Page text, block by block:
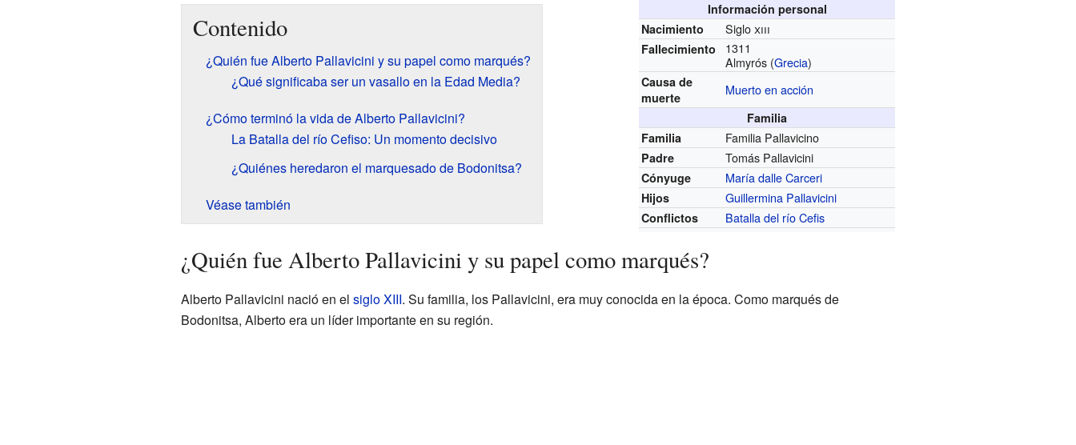
Información personal
Nacimiento
Sigloxiii
Fallecimiento
1311
Almyrós (Grecia)
Causa de
muerte
Muerto en acción
Familia
Familia
Familia Pallavicino
Padre Tomás Pallavicini
Cónyuge María dalle Carceri
Hijos Guillermina Pallavicini
Conflictos Batalla del río Cefis
Contenido
¿Quién fue Alberto Pallavicini y su papel como marqués?
¿Qué significaba ser un vasallo en la Edad Media?
¿Cómo terminó la vida de Alberto Pallavicini?
La Batalla del río Cefiso: Un momento decisivo
¿Quiénes heredaron el marquesado de Bodonitsa?
Véase también
¿Quién fue Alberto Pallavicini y su papel como marqués?
Alberto Pallavicini nació en el siglo XIII. Su familia, los Pallavicini, era muy conocida en la época. Como marqués de
Bodonitsa, Alberto era un líder importante en su región.